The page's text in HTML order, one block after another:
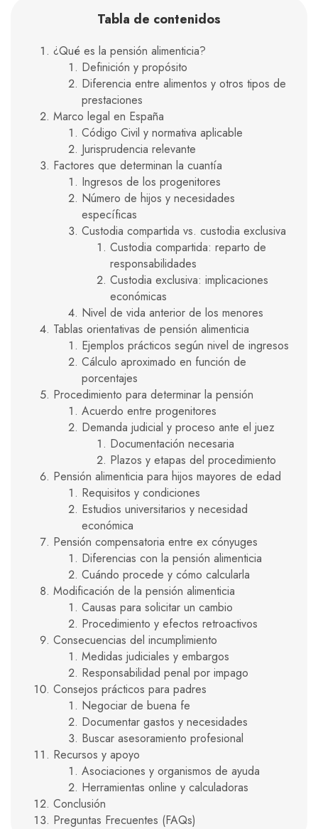
Tabla de contenidos
¿Qué es la pensión alimenticia?
Definición y propósito
Diferencia entre alimentos y otros tipos de
prestaciones
Marco legal en España
Código Civil y normativa aplicable
Jurisprudencia relevante
Factores que determinan la cuantía
Ingresos de los progenitores
Número de hijos y necesidades
específicas
Custodia compartida vs. custodia exclusiva
Custodia compartida: reparto de
responsabilidades
Custodia exclusiva: implicaciones
económicas
Nivel de vida anterior de los menores
Tablas orientativas de pensión alimenticia
Ejemplos prácticos según nivel de ingresos
Cálculo aproximado en función de
porcentajes
Procedimiento para determinar la pensión
Acuerdo entre progenitores
Demanda judicial y proceso ante el juez
Documentación necesaria
Plazos y etapas del procedimiento
Pensión alimenticia para hijos mayores de edad
Requisitos y condiciones
Estudios universitarios y necesidad
económica
Pensión compensatoria entre ex cónyuges
Diferencias con la pensión alimenticia
Cuándo procede y cómo calcularla
Modificación de la pensión alimenticia
Causas para solicitar un cambio
Procedimiento y efectos retroactivos
Consecuencias del incumplimiento
Medidas judiciales y embargos
Responsabilidad penal por impago
Consejos prácticos para padres
Negociar de buena fe
Documentar gastos y necesidades
Buscar asesoramiento profesional
Recursos y apoyo
Asociaciones y organismos de ayuda
Herramientas online y calculadoras
Conclusión
Preguntas Frecuentes (FAQs)